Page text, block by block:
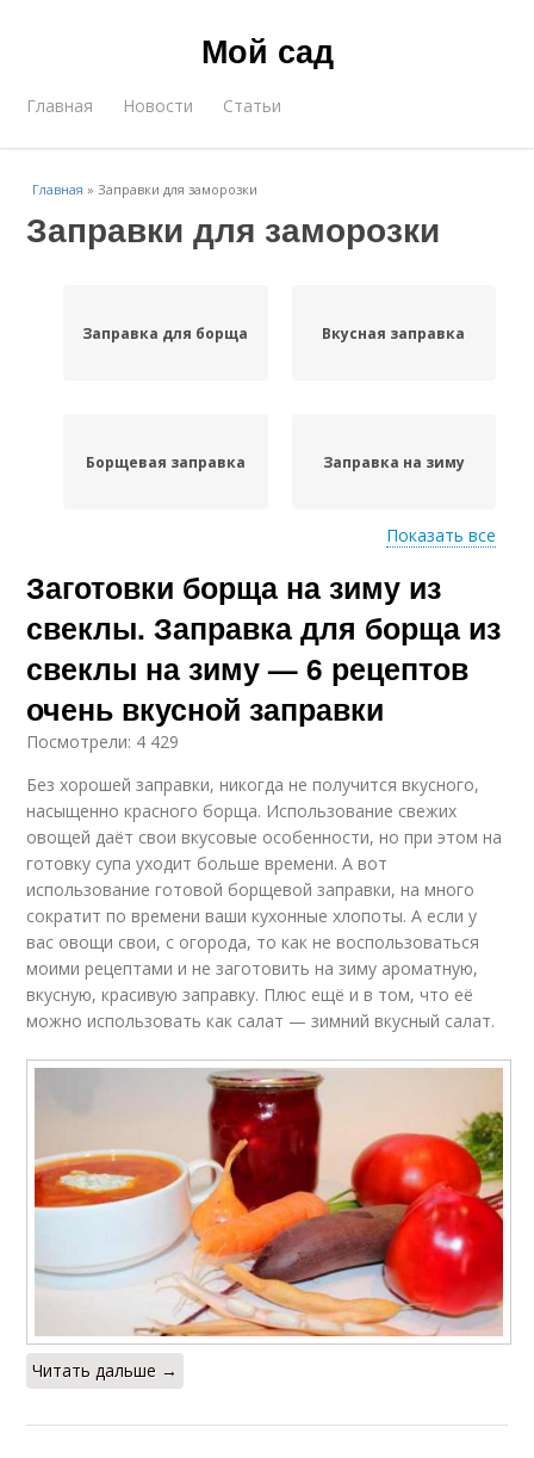
Мой сад
Главная Новости Статьи
Главная »Заправки для заморозки
Заправки для заморозки
Заправка для борща Вкусная заправка
Борщевая заправка Заправка на зиму
Ингредиенты для
заправка
Заправки для борща
Заправки с капустой
Заправка со свеклой
Простая заправка Заправка из свеклы и
Свекольная заправка Заправка с капустой
Заправка с томатной
Заправка без капусты
Показать все
Заготовки борща на зиму из
свеклы. Заправка для борща из
свеклы на зиму — 6 рецептов
очень вкусной заправки
Посмотрели: 4 429
Без хорошей заправки, никогда не получится вкусного,
насыщенно красного борща. Использование свежих
овощей даёт свои вкусовые особенности, но при этом на
готовку супа уходит больше времени. А вот
использование готовой борщевой заправки, на много
сократит по времени ваши кухонные хлопоты. А если у
вас овощи свои, с огорода, то как не воспользоваться
моими рецептами и не заготовить на зиму ароматную,
вкусную, красивую заправку. Плюс ещё и в том, что её
можно использовать как салат — зимний вкусный салат.
Читать дальше →